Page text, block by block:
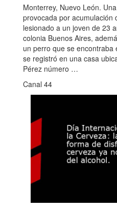
Monterrey, Nuevo León.
provocada por acumulación
lesionado a un joven de 23
colonia Buenos Aires,
un perro que se encontraba
se registró en una casa
Pérez número …
Canal 44